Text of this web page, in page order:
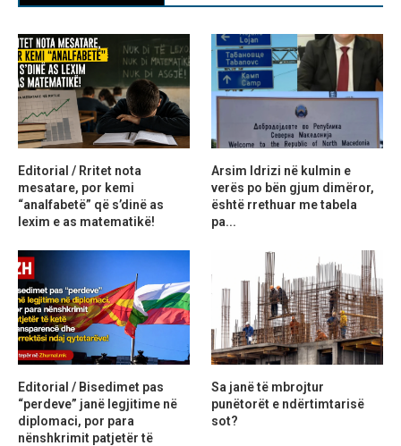
Editorial / Rritet nota
mesatare, por kemi
“analfabetë” që s’dinë as
lexim e as matematikë!
Arsim Idrizi në kulmin e
verës po bën gjum dimëror,
është rrethuar me tabela
pa...
Editorial / Bisedimet pas
“perdeve” janë legjitime në
diplomaci, por para
nënshkrimit patjetër të
Sa janë të mbrojtur
punëtorët e ndërtimtarisë
sot?